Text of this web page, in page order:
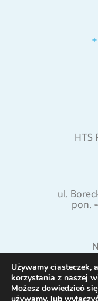
HTS
ul.
pon.
Używamy ciasteczek,
korzystania z naszej
Możesz dowiedzieć